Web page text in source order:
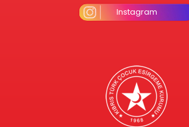
Instagram